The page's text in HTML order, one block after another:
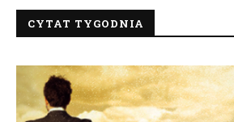
CYTAT TYGODNIA